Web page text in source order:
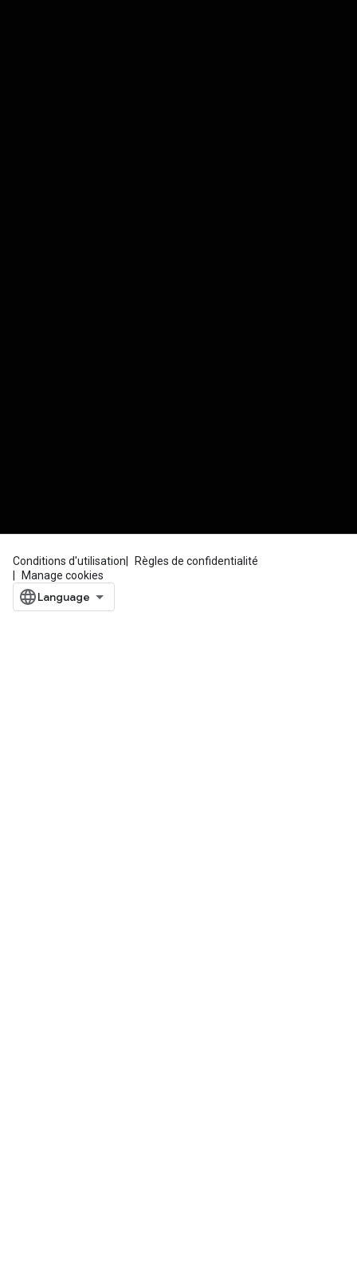
Conditions d'utilisation
Règles de confidentialité
Manage cookies